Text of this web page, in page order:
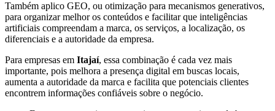
Também aplico GEO, ou otimização para mecanismos generativos,
para organizar melhor os conteúdos e facilitar que inteligências
artificiais compreendam a marca, os serviços, a localização, os
diferenciais e a autoridade da empresa.
Para empresas em Itajaí, essa combinação é cada vez mais
importante, pois melhora a presença digital em buscas locais,
aumenta a autoridade da marca e facilita que potenciais clientes
encontrem informações confiáveis sobre o negócio.